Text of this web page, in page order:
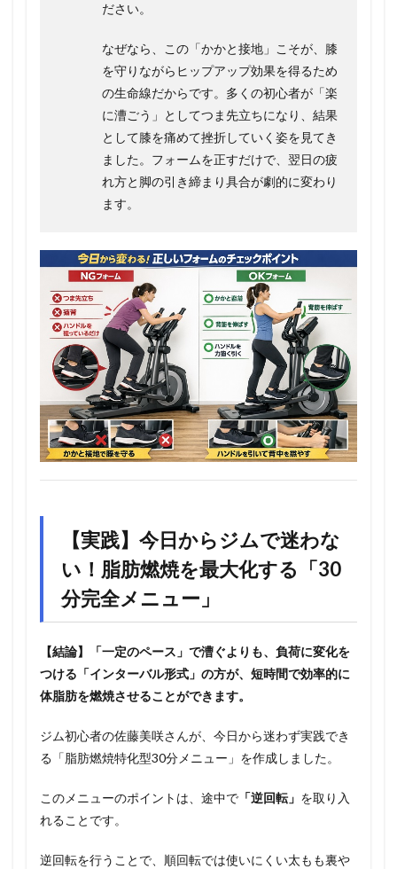
ださい。
なぜなら、この「かかと接地」こそが、膝
を守りながらヒップアップ効果を得るため
の生命線だからです。多くの初心者が「楽
に漕ごう」としてつま先立ちになり、結果
として膝を痛めて挫折していく姿を見てき
ました。フォームを正すだけで、翌日の疲
れ方と脚の引き締まり具合が劇的に変わり
ます。
【実践】今日からジムで迷わな
い！脂肪燃焼を最大化する「30
分完全メニュー」
【結論】「一定のペース」で漕ぐよりも、負荷に変化を
つける「インターバル形式」の方が、短時間で効率的に
体脂肪を燃焼させることができます。
ジム初心者の佐藤美咲さんが、今日から迷わず実践でき
る「脂肪燃焼特化型30分メニュー」を作成しました。
このメニューのポイントは、途中で 「逆回転」 を取り入
れることです。
逆回転を行うことで、順回転では使いにくい太もも裏や